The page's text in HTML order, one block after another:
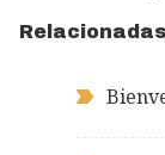
Relacionadas